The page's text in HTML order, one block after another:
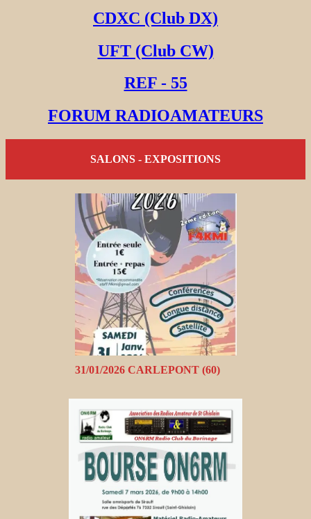
CDXC (Club DX)
UFT (Club CW)
REF - 55
FORUM RADIOAMATEURS
SALONS - EXPOSITIONS
31/01/2026 CARLEPONT (60)